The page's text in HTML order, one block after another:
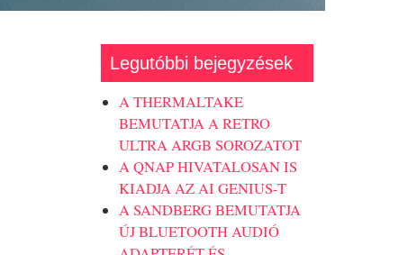
Legutóbbi bejegyzések
A THERMALTAKE
BEMUTATJA A RETRO
ULTRA ARGB SOROZATOT
A QNAP HIVATALOSAN IS
KIADJA AZ AI GENIUS-T
A SANDBERG BEMUTATJA
ÚJ BLUETOOTH AUDIÓ